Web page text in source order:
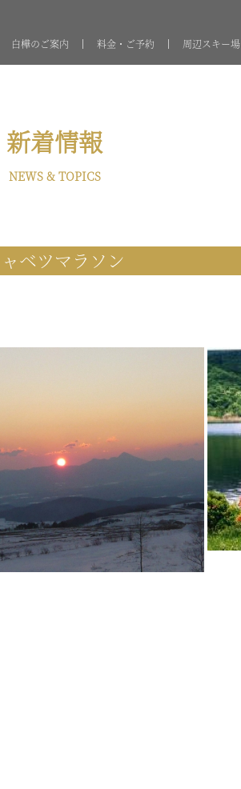
白樺のご案内 料金・ご予約 周辺スキー場
新着情報
NEWS & TOPICS
ベツマラソン